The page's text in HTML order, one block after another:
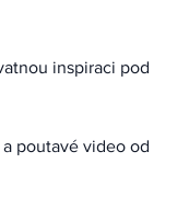
poutavé video od